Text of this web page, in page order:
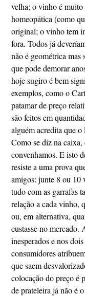
velha; o vinho é
homeopática (como
original; o vinho tem
fora. Todos já
não é geométrica
que pode demorar
hoje sugiro é bem
exemplos, como o
patamar de preço
são feitos em
alguém acredita que
Como se diz na caixa,
convenhamos. E isto
resiste a uma prova
amigos: junte 8 ou 10
tudo com as garrafas
relação a cada vinho,
ou, em alternativa,
custasse no mercado.
inesperados e nos
consumidores
que saem
colocação do preço é
de prateleira já não é